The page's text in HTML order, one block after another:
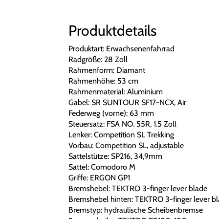
Produktdetails
Produktart: Erwachsenenfahrrad
Radgröße: 28 Zoll
Rahmenform: Diamant
Rahmenhöhe: 53 cm
Rahmenmaterial: Aluminium
Gabel: SR SUNTOUR SF17-NCX, Air
Federweg (vorne): 63 mm
Steuersatz: FSA NO. 55R, 1.5 Zoll
Lenker: Competition SL Trekking
Vorbau: Competition SL, adjustable
Sattelstütze: SP216, 34,9mm
Sattel: Comodoro M
Griffe: ERGON GP1
Bremshebel: TEKTRO 3-finger lever blade
Bremshebel hinten: TEKTRO 3-finger lever
Bremstyp: hydraulische Scheibenbremse